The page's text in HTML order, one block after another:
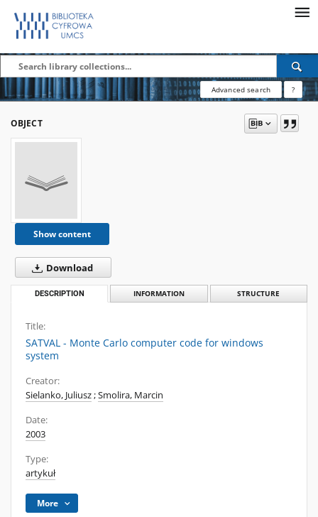
Advanced search ?
OBJECT
Show content
Download
DESCRIPTION INFORMATION STRUCTURE
Title:
SATVAL - Monte Carlo computer code for windows
system
Creator:
Sielanko, Juliusz;Smolira, Marcin
Date:
2003
Type:
artykuł
More